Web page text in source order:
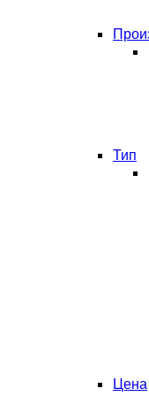
Тип
Цена